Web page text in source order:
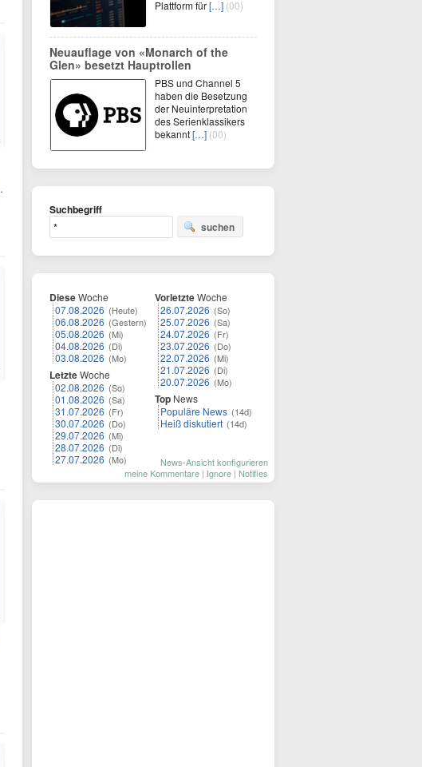
Plattform für[…] (00)
Neuauflage von «Monarch of the
Glen» besetzt Hauptrollen
PBS und Channel 5
haben die Besetzung
der Neuinterpretation
des Serienklassikers
bekannt[…] (00)
Suchbegriff
suchen
DieseWoche
07.08.2026 (Heute)
06.08.2026 (Gestern)
05.08.2026 (Mi)
04.08.2026 (Di)
03.08.2026 (Mo)
LetzteWoche
02.08.2026 (So)
01.08.2026 (Sa)
31.07.2026 (Fr)
30.07.2026 (Do)
29.07.2026 (Mi)
28.07.2026 (Di)
27.07.2026 (Mo)
VorletzteWoche
26.07.2026 (So)
25.07.2026 (Sa)
24.07.2026 (Fr)
23.07.2026 (Do)
22.07.2026 (Mi)
21.07.2026 (Di)
20.07.2026 (Mo)
Top News
Populäre News (14d)
Heiß diskutiert (14d)
News-Ansicht konfigurieren
meine Kommentare | Ignore | Notifies